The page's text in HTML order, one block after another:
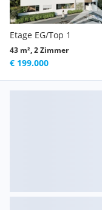
Etage EG/Top 1
43 m², 2 Zimmer
€ 199.000